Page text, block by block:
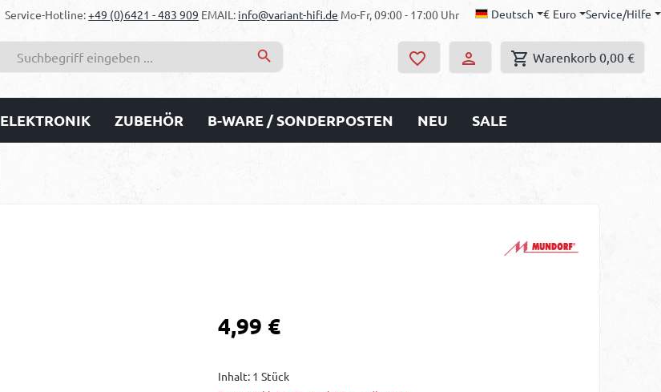
Service-Hotline:+49 (0)6421 - 483 909 EMAIL: info@variant-hifi.de Mo-Fr, 09:00 - 17:00 Uhr Deutsch € Euro Service/Hilfe
Warenkorb 0,00 €
ELEKTRONIK ZUBEHÖR B-WARE / SONDERPOSTEN NEU SALE
Regulärer Preis:
4,99 €
Inhalt: 1 Stück